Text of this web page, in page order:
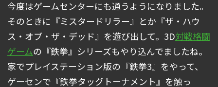
今度はゲームセンターにも通うようになりました。
そのときに『ミスタードリラー』とか『ザ・ハウ
ス・オブ・ザ・デッド』を遊び出して。3D対戦格闘
ゲームの『鉄拳』シリーズもやり込んでましたね。
家でプレイステーション版の『鉄拳3』をやって、
ゲーセンで『鉄拳タッグトーナメント』を触っ